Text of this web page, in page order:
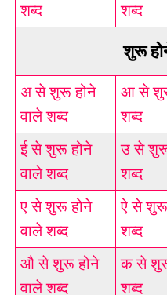
शब्द
शब्द
शुरू
अ से शुरू होने
वाले शब्द
आ से
शब्द
ई से शुरू होने
वाले शब्द
उ से शुरू
शब्द
ए से शुरू होने
वाले शब्द
ऐ से शुरू
शब्द
औ से शुरू होने
वाले शब्द
क से
शब्द